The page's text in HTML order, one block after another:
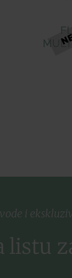
i
listu